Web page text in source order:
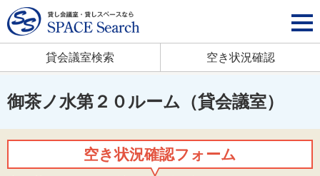
貸会議室検索 空き状況確認
御茶ノ水第２０ルーム（貸会議室）
空き状況確認フォーム